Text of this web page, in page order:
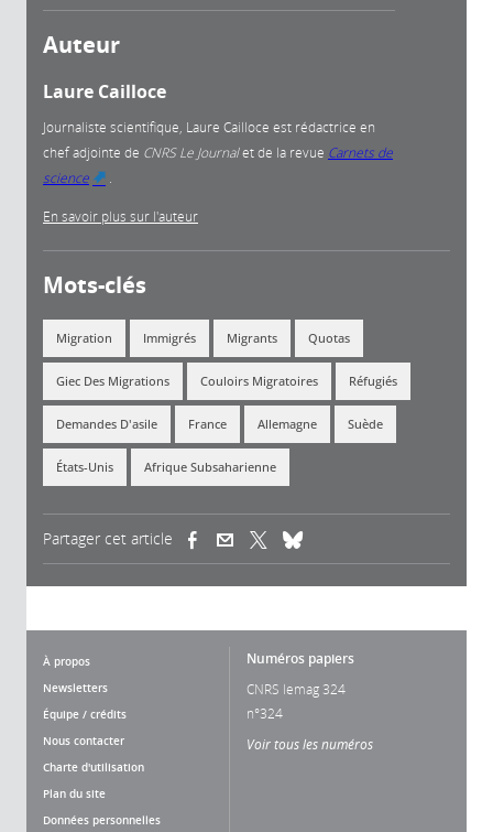
Auteur
Laure Cailloce
Journaliste scientifique, Laure Cailloce est rédactrice en
chef adjointe de CNRS Le Journalet de la revue Carnets de
science
En savoir plus sur l'auteur
Mots-clés
Migration Immigrés Migrants Quotas
Giec Des Migrations Couloirs Migratoires Réfugiés
Demandes D'asile France Allemagne Suède
États-Unis Afrique Subsaharienne
Partager cet article (link is external)(link is external)
À propos
Newsletters
Équipe / crédits
Nous contacter
Charte d'utilisation
Plan du site
Données personnelles
Numéros papiers
CNRS lemag 324
n°324
Voir tous les numéros